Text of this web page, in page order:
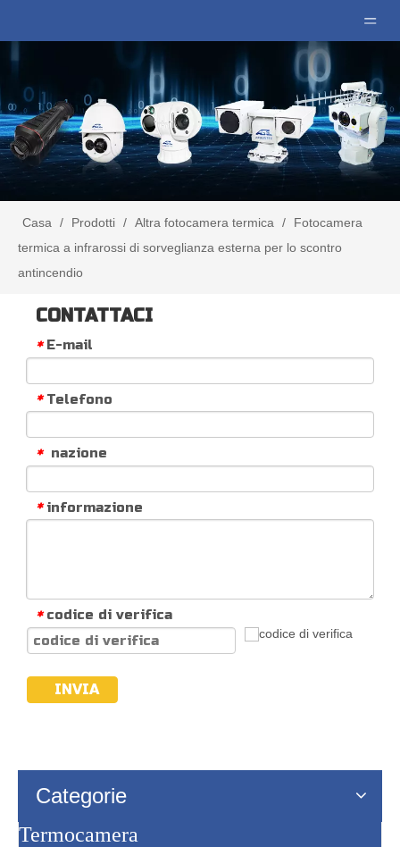
Casa / Prodotti / Altra fotocamera termica /
Fotocamera
termica a infrarossi di sorveglianza esterna per lo scontro
antincendio
CONTATTACI
* E-mail
* Telefono
* nazione
* informazione
* codice di verifica
INVIA
Categorie
Termocamera